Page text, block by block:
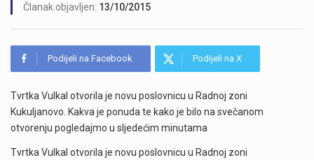
Članak objavljen: 13/10/2015
Podijeli na Facebook Podijeli na X
Tvrtka Vulkal otvorila je novu poslovnicu u Radnoj zoni
Kukuljanovo. Kakva je ponuda te kako je bilo na svečanom
otvorenju pogledajmo u sljedećim minutama
Tvrtka Vulkal otvorila je novu poslovnicu u Radnoj zoni